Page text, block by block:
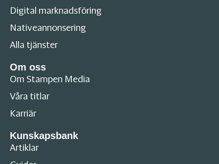
Digital marknadsföring
Nativeannonsering
Alla tjänster
Om oss
Om Stampen Media
Våra titlar
Karriär
Kunskapsbank
Artiklar